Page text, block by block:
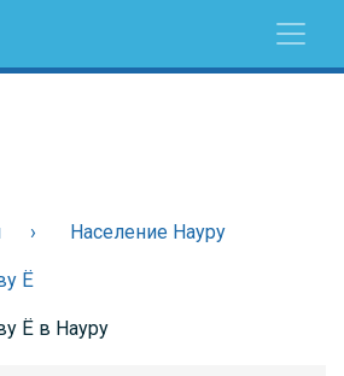
Население Науру
Ё
Ё в Науру